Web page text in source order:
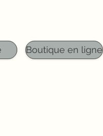
Boutique en ligne